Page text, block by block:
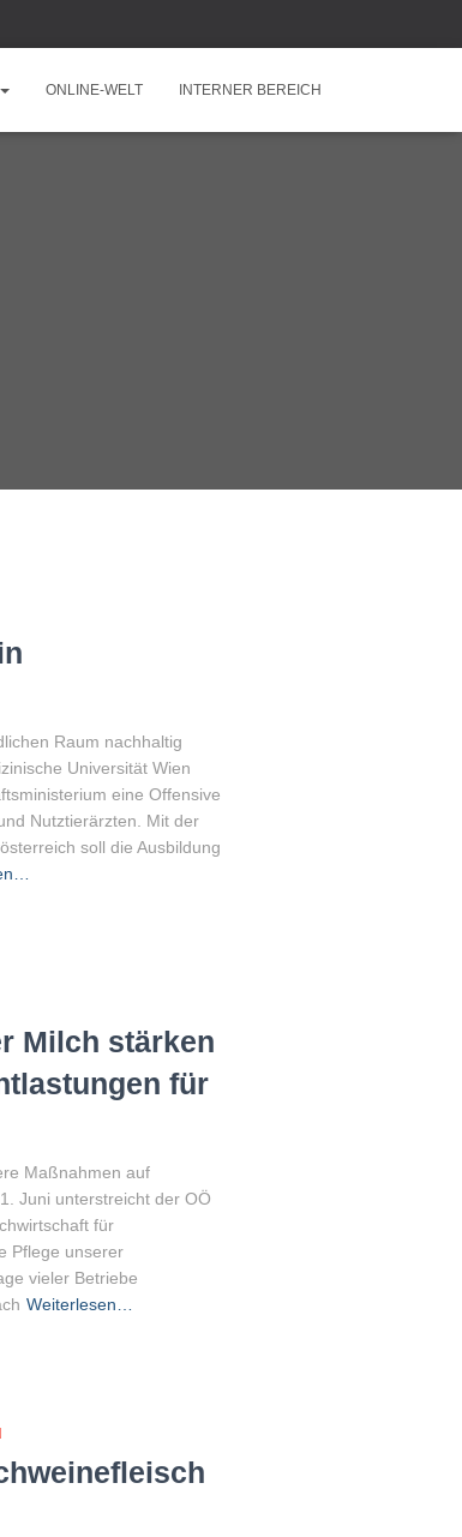
ONLINE-WELT INTERNER BEREICH
Raum nachhaltig
Universität Wien
eine Offensive
Nutztierärzten. Mit der
soll die Ausbildung
Milch stärken
für
Maßnahmen auf
Juni unterstreicht der OÖ
für
Pflege unserer
vieler Betriebe
Weiterlesen…